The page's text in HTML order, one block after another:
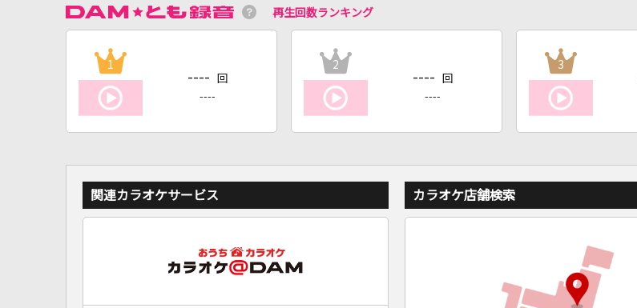
再生回数ランキング
1
---- 回
----
2
---- 回
----
3
関連カラオケサービス カラオケ店舗検索